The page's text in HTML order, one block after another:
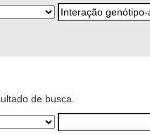
de busca.